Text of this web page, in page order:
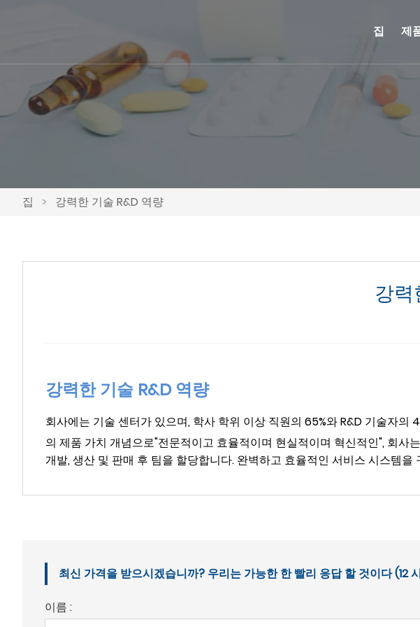
집 제
집 > 강력한 기술 R&D 역량
강력
강력한 기술 R&D 역량
회사에는 기술 센터가 있으며, 학사 학위 이상 직원의 65%와 R&D 기술자의
의 제품 가치 개념으로"전문적이고 효율적이며 현실적이며 혁신적인", 회
개발, 생산 및 판매 후 팀을 할당합니다. 완벽하고 효율적인 서비스 시스템
최신 가격을 받으시겠습니까? 우리는 가능한 한 빨리 응답 할 것이다 (12
이름 :